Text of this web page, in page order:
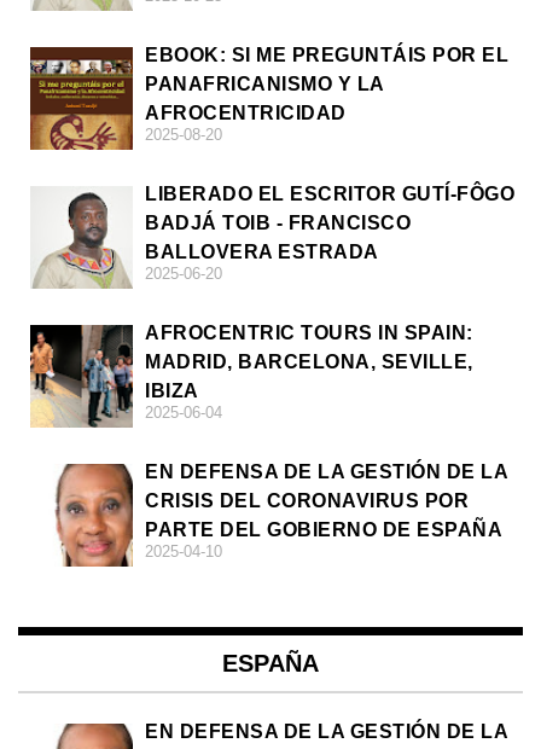
EBOOK: SI ME PREGUNTÁIS POR EL
PANAFRICANISMO Y LA
AFROCENTRICIDAD
2025-08-20
LIBERADO EL ESCRITOR GUTÍ-FÔGO
BADJÁ TOIB - FRANCISCO
BALLOVERA ESTRADA
2025-06-20
AFROCENTRIC TOURS IN SPAIN:
MADRID, BARCELONA, SEVILLE,
IBIZA
2025-06-04
EN DEFENSA DE LA GESTIÓN DE LA
CRISIS DEL CORONAVIRUS POR
PARTE DEL GOBIERNO DE ESPAÑA
2025-04-10
ESPAÑA
EN DEFENSA DE LA GESTIÓN DE LA